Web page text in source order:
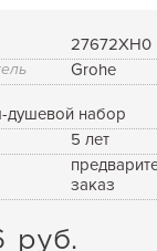
27672XH0
Grohe
душевой набор
5 лет
заказ
руб.